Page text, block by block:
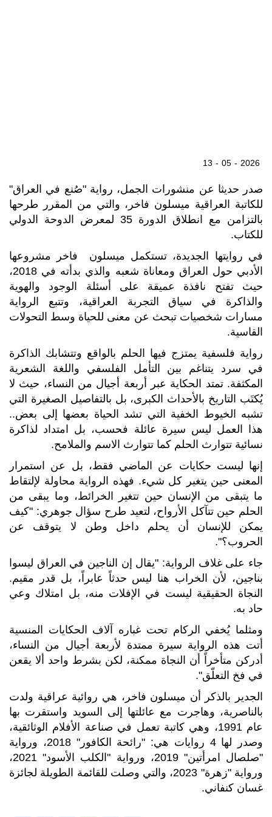
13 - 05 - 2026
صدر حديثا عن منشورات الجمل، رواية "صُنع في العراق"
للكاتبة العراقية ميسلون فاخر، والتي من المقرر طرحها
بالتزامن مع انطلاق الدورة 35 لمعرض الدوحة الدولي
للكتاب.
في روايتها الجديدة، تستكمل ميسلون فاخر مشروعها
الأدبي حول العراق ومعاناة شعبه والذي بدأته في 2018،
حيث تفتح نافذة عميقة على أسئلة الوجود والهوية
والذاكرة في سياق التجربة العراقية، وتتبع الرواية
مسارات شخصيات تبحث عن معنى للحياة وسط التحولات
القاسية.
رواية فلسفية يمتزج فيها الحلم بالواقع وتتشابك الذاكرة
في سرد يتناغم بين التأمل الفلسفي واللغة الشعرية
المكثفة. تمتد الحكاية عبر أربعة أجيال من النساء، حيث لا
يُكتَب التاريخ بالأحداث الكبرى، بل بالتفاصيل الصغيرة التي
تشبه الخيوط الخفية التي تشد الحياة بعضها إلى بعض..
هذا العمل ليس سيرة عائلة فحسب، بل امتداد لذاكرة
نسائية تتوارث الحلم كما تتوارث الاسم والملامح.
إنها ليست حكايات عن الماضي فقط، بل عن استمرار
المعنى حين يتغير كل شيء. فهذه الرواية محاولة لإلتقاط
ما يتبقى من الإنسان حين تتغير الخرائط، وما يبقى من
الحلم حين تتآكل الأرواح، لتعيد طرح سؤال جوهري: "كيف
يمكن للإنسان أن يحلم داخل وطن لا يتوقف عن
الحروب؟".
جاء على غلاف الرواية: "يقال إن الناجين في العراق ليسوا
بناجين، لأن الخراب هنا ليس حدثاً عابراً، بل قدر مقيم.
النجاة الحقيقية ليست في الإفلات منه، بل امتلاك وعي
حاد به.
ومثلما يُخفي الركام تحت غباره آلاف الحكايات المنسية
أتت هذه الرواية سيرة ممتدة لأربعة أجيال من النساء،
أدركن متأخراً أن النجاة ممكنة، لكن بشرط واحد ألا يقعن
في فخ التعلّق".
الجدير بالذكر أن ميسلون فاخر، هي روائية عراقية ولدت
بالناصرية، وهاجرت مع عائلتها إلى السويد واستقرت بها
عام 1991، وهي كاتبة تعمل في صناعة الأفلام الوثائقية،
وصدر لها 4 روايات هي: "رائحة الكافور" 2018، ورواية
"صلصال امرأتين" 2019، ورواية "الكلب الأسود" 2021،
ورواية "زهرة" 2023، والتي وصلت للقائمة الطويلة لجائزة
غسان كنفاني.